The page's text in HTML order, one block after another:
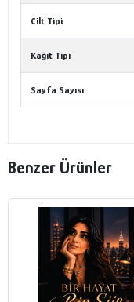
Cilt Tipi
Kağıt Tipi
Sayfa Sayısı
Benzer Ürünler